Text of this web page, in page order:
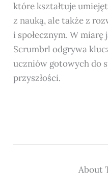
które kształtuje
z nauką, ale także z
i społecznym. W miarę
Scrumbrl odgrywa
uczniów gotowych do
przyszłości.
About